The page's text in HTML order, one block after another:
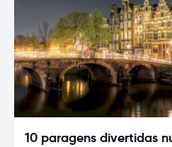
10 paragens divertidas